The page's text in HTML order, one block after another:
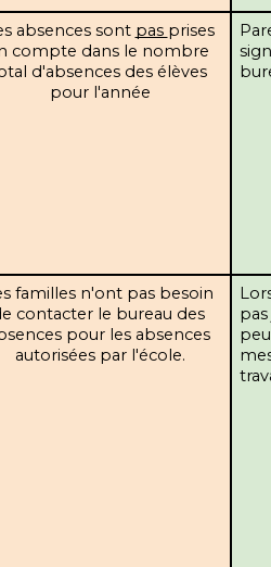
absences sont pas prises
compte dans le nombre
d'absences des élèves
pour l'année
familles n'ont pas besoin
contacter le bureau des
pour les absences
autorisées par l'école.